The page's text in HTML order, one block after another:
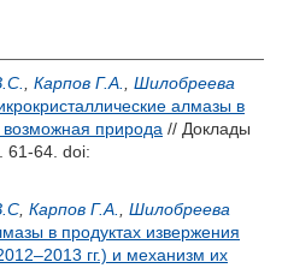
Карпов Г.А.
Шилобреева
алмазы в
природа // Доклады
64. doi:
Карпов Г.А.
Шилобреева
в продуктах извержения
гг.) и механизм их